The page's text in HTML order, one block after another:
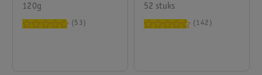
120g
53
52 stuks
142